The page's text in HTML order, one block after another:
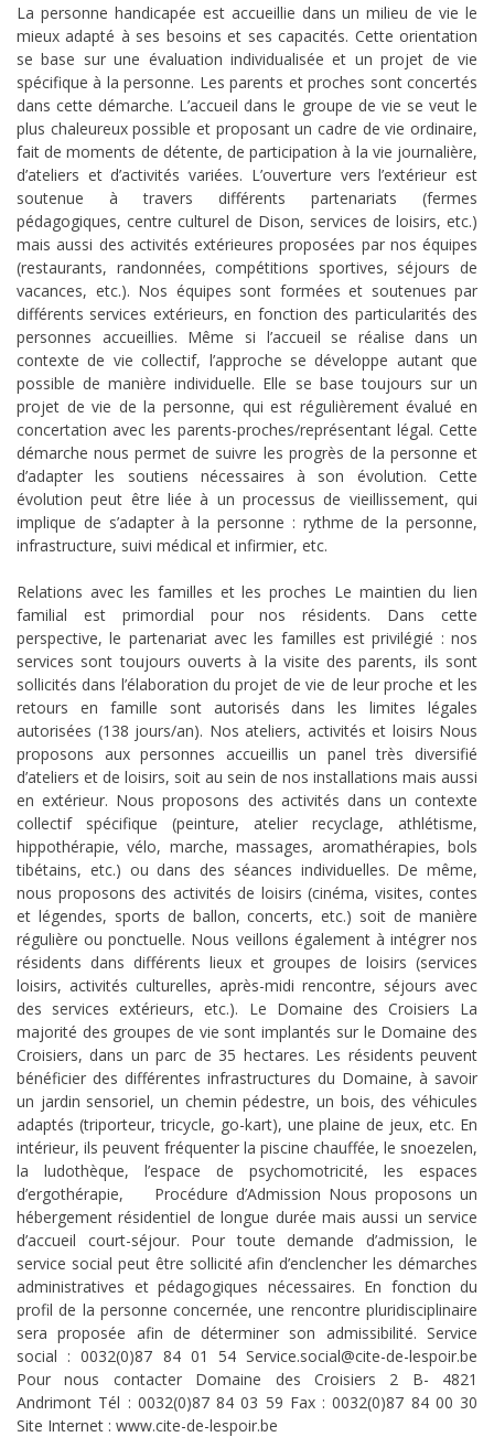
La personne handicapée est accueillie dans un milieu de vie le
mieux adapté à ses besoins et ses capacités. Cette orientation
se base sur une évaluation individualisée et un projet de vie
spécifique à la personne. Les parents et proches sont concertés
dans cette démarche. L’accueil dans le groupe de vie se veut le
plus chaleureux possible et proposant un cadre de vie ordinaire,
fait de moments de détente, de participation à la vie journalière,
d’ateliers et d’activités variées. L’ouverture vers l’extérieur est
soutenue à travers différents partenariats (fermes
pédagogiques, centre culturel de Dison, services de loisirs, etc.)
mais aussi des activités extérieures proposées par nos équipes
(restaurants, randonnées, compétitions sportives, séjours de
vacances, etc.). Nos équipes sont formées et soutenues par
différents services extérieurs, en fonction des particularités des
personnes accueillies. Même si l’accueil se réalise dans un
contexte de vie collectif, l’approche se développe autant que
possible de manière individuelle. Elle se base toujours sur un
projet de vie de la personne, qui est régulièrement évalué en
concertation avec les parents-proches/représentant légal. Cette
démarche nous permet de suivre les progrès de la personne et
d’adapter les soutiens nécessaires à son évolution. Cette
évolution peut être liée à un processus de vieillissement, qui
implique de s’adapter à la personne : rythme de la personne,
infrastructure, suivi médical et infirmier, etc.
Relations avec les familles et les proches Le maintien du lien
familial est primordial pour nos résidents. Dans cette
perspective, le partenariat avec les familles est privilégié : nos
services sont toujours ouverts à la visite des parents, ils sont
sollicités dans l’élaboration du projet de vie de leur proche et les
retours en famille sont autorisés dans les limites légales
autorisées (138 jours/an). Nos ateliers, activités et loisirs Nous
proposons aux personnes accueillis un panel très diversifié
d’ateliers et de loisirs, soit au sein de nos installations mais aussi
en extérieur. Nous proposons des activités dans un contexte
collectif spécifique (peinture, atelier recyclage, athlétisme,
hippothérapie, vélo, marche, massages, aromathérapies, bols
tibétains, etc.) ou dans des séances individuelles. De même,
nous proposons des activités de loisirs (cinéma, visites, contes
et légendes, sports de ballon, concerts, etc.) soit de manière
régulière ou ponctuelle. Nous veillons également à intégrer nos
résidents dans différents lieux et groupes de loisirs (services
loisirs, activités culturelles, après-midi rencontre, séjours avec
des services extérieurs, etc.). Le Domaine des Croisiers La
majorité des groupes de vie sont implantés sur le Domaine des
Croisiers, dans un parc de 35 hectares. Les résidents peuvent
bénéficier des différentes infrastructures du Domaine, à savoir
un jardin sensoriel, un chemin pédestre, un bois, des véhicules
adaptés (triporteur, tricycle, go-kart), une plaine de jeux, etc. En
intérieur, ils peuvent fréquenter la piscine chauffée, le snoezelen,
la ludothèque, l’espace de psychomotricité, les espaces
d’ergothérapie, Procédure d’Admission Nous proposons un
hébergement résidentiel de longue durée mais aussi un service
d’accueil court-séjour. Pour toute demande d’admission, le
service social peut être sollicité afin d’enclencher les démarches
administratives et pédagogiques nécessaires. En fonction du
profil de la personne concernée, une rencontre pluridisciplinaire
sera proposée afin de déterminer son admissibilité. Service
social : 0032(0)87 84 01 54 Service.social@cite-de-lespoir.be
Pour nous contacter Domaine des Croisiers 2 B- 4821
Andrimont Tél : 0032(0)87 84 03 59 Fax : 0032(0)87 84 00 30
Site Internet : www.cite-de-lespoir.be